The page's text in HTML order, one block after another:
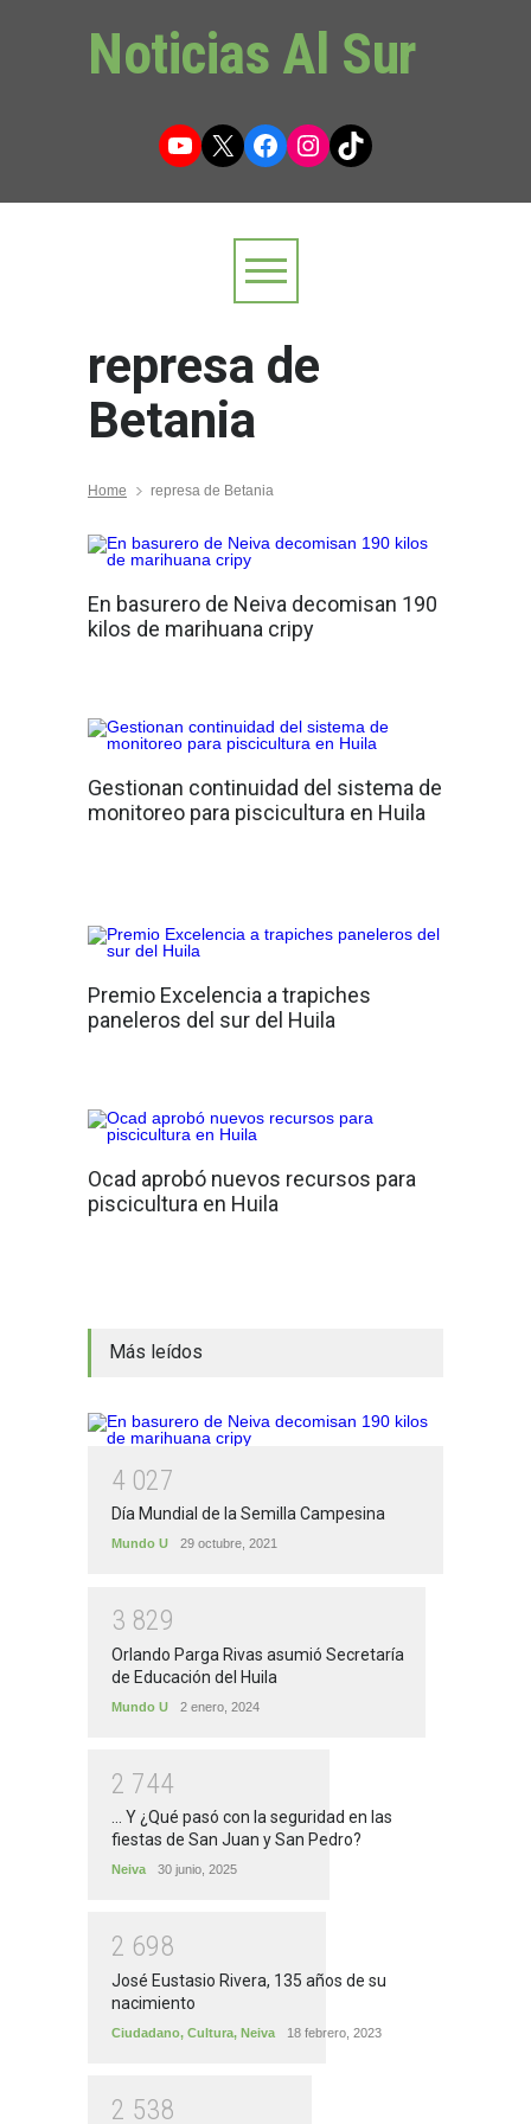
Noticias Al Sur
YouTube
X Facebook
Instagram
TikTok
represa de
Betania
Home represa de Betania
En basurero de Neiva decomisan 190
kilos de marihuana cripy
Gestionan continuidad del sistema de
monitoreo para piscicultura en Huila
Premio Excelencia a trapiches
paneleros del sur del Huila
Ocad aprobó nuevos recursos para
piscicultura en Huila
Más leídos
4 027
Día Mundial de la Semilla Campesina
Mundo U 29 octubre, 2021
3 829
Orlando Parga Rivas asumió Secretaría
de Educación del Huila
Mundo U 2 enero, 2024
2 744
... Y ¿Qué pasó con la seguridad en las
fiestas de San Juan y San Pedro?
Neiva 30 junio, 2025
2 698
José Eustasio Rivera, 135 años de su
nacimiento
Ciudadano, Cultura, Neiva 18 febrero, 2023
2 538